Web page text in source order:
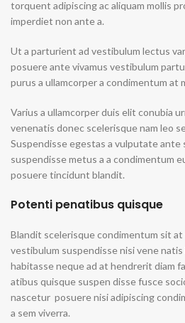
torquent adipiscing ac aliquam mollis
imperdiet non ante a.
Ut a parturient ad vestibulum lectus
posuere ante vivamus vestibulum
purus a ullamcorper a condimentum at
Varius a ullamcorper duis elit conubia
venenatis donec scelerisque nam leo
Suspendisse egestas a vulputate ante
suspendisse metus a a condimentum
posuere tincidunt blandit.
Potenti penatibus quisque
Blandit scelerisque condimentum sit
vestibulum suspendisse nisi vene
habitasse neque ad at hendrerit diam
atibus quisque suspen disse fusce
nascetur posuere nisi adipiscing
a sem viverra.